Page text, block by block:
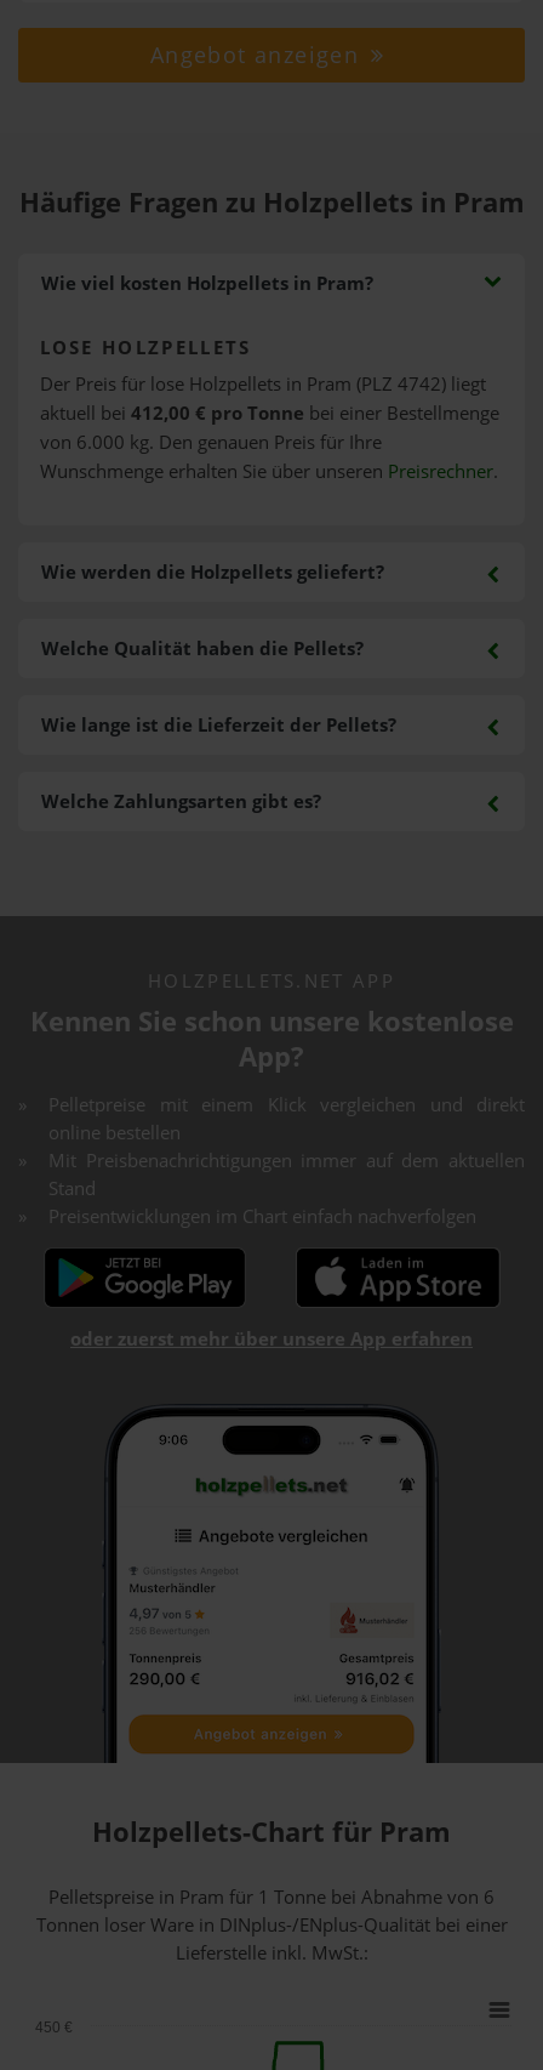
Angebot anzeigen
Häufige Fragen zu Holzpellets in Pram
Wie viel kosten Holzpellets in Pram?
LOSE HOLZPELLETS
Der Preis für lose Holzpellets in Pram (PLZ 4742) liegt
aktuell bei 412,00 € pro Tonne bei einer Bestellmenge
von 6.000 kg. Den genauen Preis für Ihre
Wunschmenge erhalten Sie über unseren Preisrechner.
Wie werden die Holzpellets geliefert?
Welche Zahlungsarten gibt es?
Welche Qualität haben die Pellets?
Wie lange ist die Lieferzeit der Pellets?
HOLZPELLETS.NET APP
Kennen Sie schon unsere kostenlose
App?
Pelletpreise mit einem Klick vergleichen und direkt
online bestellen
Mit Preisbenachrichtigungen immer auf dem aktuellen
Stand
Preisentwicklungen im Chart einfach nachverfolgen
oder zuerst mehr über unsere App erfahren
Holzpellets-Chart für Pram
Pelletspreise in Pram für 1 Tonne bei Abnahmevon 6
Tonnen loser Warein DINplus-/ENplus-Qualität bei einer
Lieferstelle inkl. MwSt.:
450 €